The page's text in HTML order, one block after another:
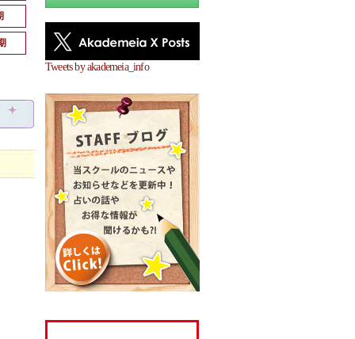
Tweets by akademeia_info